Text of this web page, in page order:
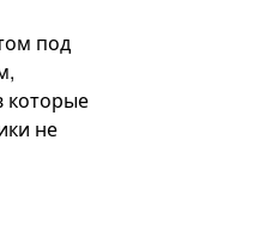
под
которые
не